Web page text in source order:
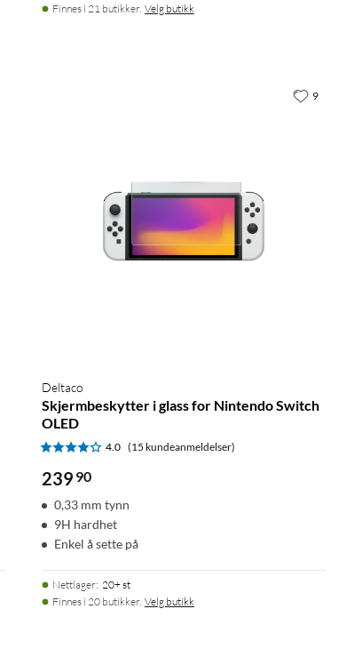
Finnes i 21 butikker. Velg butikk
Deltaco
Skjermbeskytter i glass for Nintendo Switch
OLED
4.0 (15 kundeanmeldelser)
239 90
0,33 mm tynn
9H hardhet
Enkel å sette på
Nettlager: 20+ st
Finnes i 20 butikker. Velg butikk
9